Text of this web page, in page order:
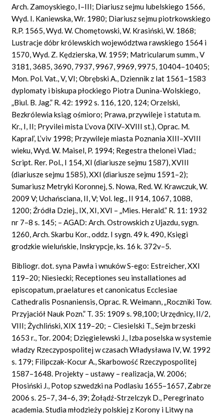
Arch. Zamoyskiego, I–III; Diariusz sejmu lubelskiego 1566,
Wyd. I. Kaniewska, Wr. 1980; Diariusz sejmu piotrkowskiego
R.P. 1565, Wyd. W. Chomętowski, W. Krasiński, W. 1868;
Lustracje dóbr królewskich województwa rawskiego 1564 i
1570, Wyd. Z. Kędzierska, W. 1959; Matricularum summ., V
3181, 3685, 3690, 7937, 9967, 9969, 9975, 10404–10405;
Mon. Pol. Vat., V, VI; Obrębski A., Dziennik z lat 1561–1583
dyplomaty i biskupa płockiego Piotra Dunina-Wolskiego,
„Biul. B. Jag.” R. 42: 1992 s. 116, 120, 124; Orzelski,
Bezkrólewia ksiąg ośmioro; Prawa, przywileje i statuta m.
Kr., I, II; Pryvilei mista L’vova (XIV–XVIII st.), Oprac. M.
Kapral’, L’viv 1998; Przywileje miasta Poznania XIII–XVIII
wieku, Wyd. W. Maisel, P. 1994; Regestra thelonei Vlad.;
Script. Rer. Pol., I 154, XI (diariusze sejmu 1587), XVIII
(diariusze sejmu 1585), XXI (diariusze sejmu 1591–2);
Sumariusz Metryki Koronnej, S. Nowa, Red. W. Krawczuk, W.
2009 V; Uchańsciana, II, V; Vol. leg., II 914, 1067, 1088,
1200; Źródła Dziej., IX, XI, XVI – „Mies. Herald.” R. 11: 1932
nr 7–8 s. 145; – AGAD: Arch. Ostrowskich z Ujazdu, sygn.
1260, Arch. Skarbu Kor., oddz. I sygn. 49 k. 490, Księgi
grodzkie wieluńskie, Inskrypcje, ks. 16 k. 372v–5.
Bibliogr. dot. syna Pawła i wnuków S-ego: Estreicher, XXI
119–20; Niesiecki; Receptiones seu installationes ad
episcopatum, praelatures et canonicatus Ecclesiae
Cathedralis Posnaniensis, Oprac. R. Weimann, „Roczniki Tow.
Przyjaciół Nauk Pozn.” T. 35: 1909 s. 98,100; Urzędnicy, II/2,
VIII; Żychliński, XIX 119–20; – Ciesielski T., Sejm brzeski
1653 r., Tor. 2004; Dzięgielewski J., Izba poselska w systemie
władzy Rzeczypospolitej w czasach Władysława IV, W. 1992
s. 179; Filipczak-Kocur A., Skarbowość Rzeczypospolitej
1587–1648. Projekty – ustawy – realizacja, W. 2006;
Płosiński J., Potop szwedzki na Podlasiu 1655–1657, Zabrze
2006 s. 25–7, 34–6, 39; Żołądź-Strzelczyk D., Peregrinato
academia. Studia młodzieży polskiej z Korony i Litwy na